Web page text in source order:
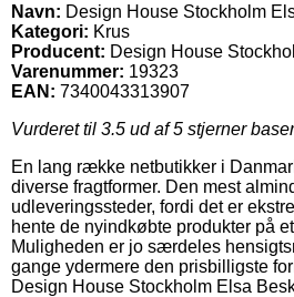
Navn: Design House Stockholm
Kategori: Krus
Producent: Design House
Varenummer: 19323
EAN: 7340043313907
Vurderet til 3.5 ud af 5 stjerner
En lang række netbutikker i
diverse fragtformer. Den mest
udleveringssteder, fordi det er
hente de nyindkøbte produkter på
Muligheden er jo særdeles
gange ydermere den prisbilligste
Design House Stockholm Elsa